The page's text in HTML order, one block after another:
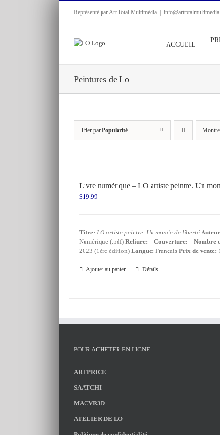
Représenté par Art Total Multimédia
ACCUEIL
Peintures de Lo
Trier par Popularité
Livre numérique – LO artiste peintre. Un
$19.99
Titre: LO artiste peintre. Un monde de liberté
Numérique (.pdf)Reliure: –Couverture: –Nombre
2023 (1ère édition)Langue: FrançaisPrix de vente:
Ajouter au panier Détails
POUR ACHETER EN LIGNE
ARTPRICE
SAATCHI
MACVR3D
ATELIER DE LO